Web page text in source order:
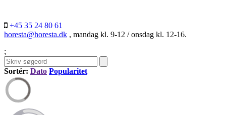
+45 35 24 80 61
horesta@horesta.dk , mandag kl. 9-12 / onsdag kl. 12-16.
;
Sortér: Dato Popularitet